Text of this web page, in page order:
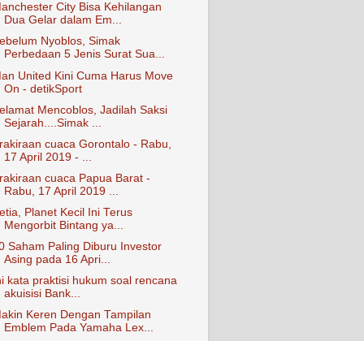
City Bisa Kehilangan
Dua Gelar dalam Em...
Nyoblos, Simak
Perbedaan 5 Jenis Surat Sua...
United Kini Cuma Harus Move
On - detikSport
Mencoblos, Jadilah Saksi
Sejarah....Simak ...
cuaca Gorontalo - Rabu,
17 April 2019 - ...
cuaca Papua Barat -
Rabu, 17 April 2019 ...
Planet Kecil Ini Terus
Mengorbit Bintang ya...
Saham Paling Diburu Investor
Asing pada 16 Apri...
kata praktisi hukum soal rencana
akuisisi Bank...
Keren Dengan Tampilan
Emblem Pada Yamaha Lex...